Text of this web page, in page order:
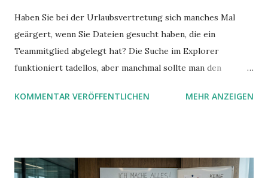
Haben Sie bei der Urlaubsvertretung sich manches Mal
geärgert, wenn Sie Dateien gesucht haben, die ein
Teammitglied abgelegt hat? Die Suche im Explorer
funktioniert tadellos, aber manchmal sollte man den
mit UND oder ODER oder NICHT... Das geht so einfach,
KOMMENTAR VERÖFFENTLICHEN MEHR ANZEIGEN